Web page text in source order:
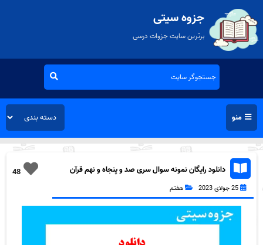
جزوه سیتی
برترین سایت جزوات درسی
منو
48
دانلود رایگان نمونه سوال سری صد و پنجاه و نهم قرآن
هفتم به همراه pdf
25 جولای 2023 هفتم